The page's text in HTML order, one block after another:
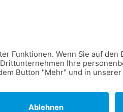
Versandinformationen